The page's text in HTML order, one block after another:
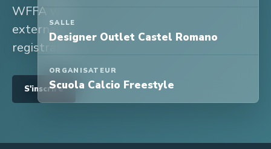
WFFA with
external
registration.
S'inscrire
SALLE
Designer Outlet Castel Romano
ORGANISATEUR
Scuola Calcio Freestyle